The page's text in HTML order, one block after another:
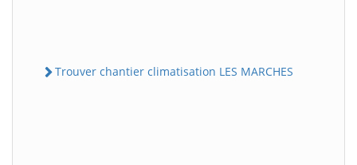
Trouver chantier climatisation LES MARCHES